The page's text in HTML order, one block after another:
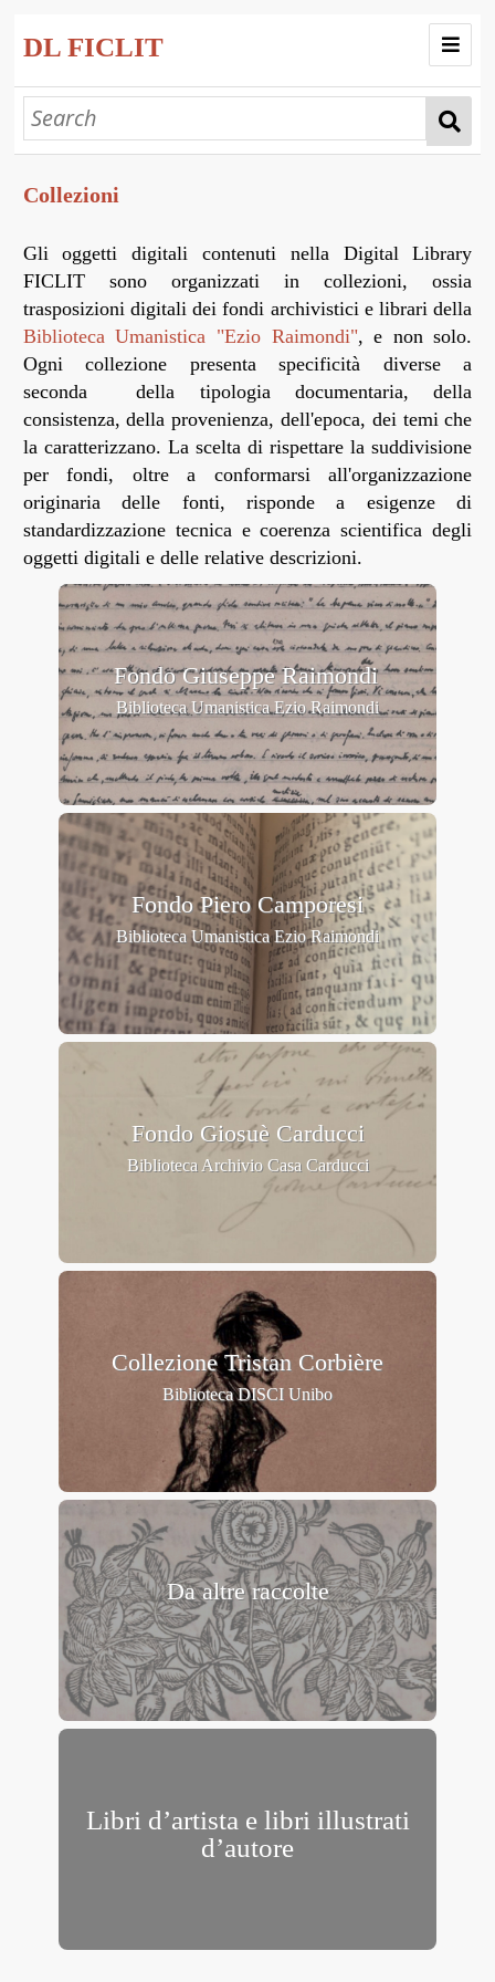
DL FICLIT
Home
Progetto
Collezioni
Mostre Virtuali
Corpora
Collezioni
Gli oggetti digitali contenuti nella Digital Library
FICLIT sono organizzati in collezioni, ossia
trasposizioni digitali dei fondi archivistici e librari della
Biblioteca Umanistica "Ezio Raimondi", e non solo.
Ogni collezione presenta specificità diverse a
seconda della tipologia documentaria, della
consistenza, della provenienza, dell'epoca, dei temi che
la caratterizzano. La scelta di rispettare la suddivisione
per fondi, oltre a conformarsi all'organizzazione
originaria delle fonti, risponde a esigenze di
standardizzazione tecnica e coerenza scientifica degli
oggetti digitali e delle relative descrizioni.
Fondo Giuseppe Raimondi
Fondo Piero Camporesi
Fondo Giosuè Carducci
Collezione Tristan Corbière
Da altre raccolte
Libri d’artista e libri illustrati
d’autore